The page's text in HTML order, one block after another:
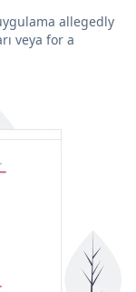
allegedly
veya for a